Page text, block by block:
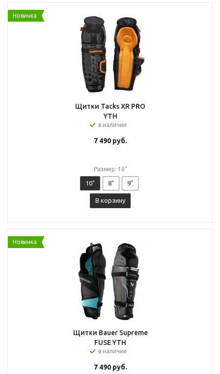
Новинка
Щитки Tacks XR PRO
YTH
в наличии
7 490руб.
Размер: 10"
10" 8" 9"
В корзину
Новинка
Щитки Bauer Supreme
FUSE YTH
в наличии
7 490руб.